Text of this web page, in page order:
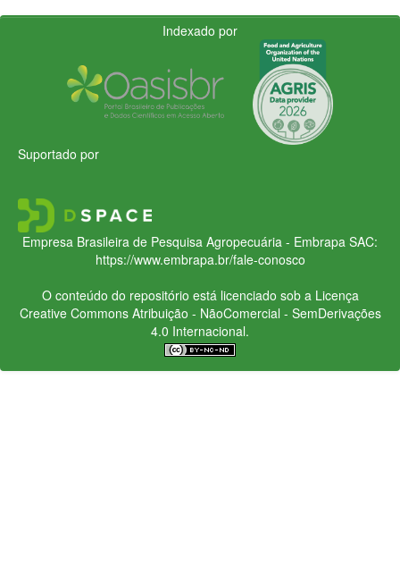
Indexado por
Suportado por
Empresa Brasileira de Pesquisa Agropecuária - Embrapa SAC:
https://www.embrapa.br/fale-conosco
O conteúdo do repositório está licenciado sob a Licença
Creative CommonsAtribuição - NãoComercial - SemDerivações
4.0 Internacional.